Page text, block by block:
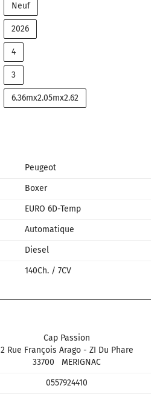
Neuf
2026
4
3
6.36mx2.05mx2.62
Peugeot
Boxer
EURO 6D-Temp
Automatique
Diesel
140Ch. / 7CV
Cap Passion
2 Rue François Arago - ZI Du Phare
33700
MERIGNAC
0557924410